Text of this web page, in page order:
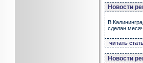
Новости
В
сделан
читать
Новости